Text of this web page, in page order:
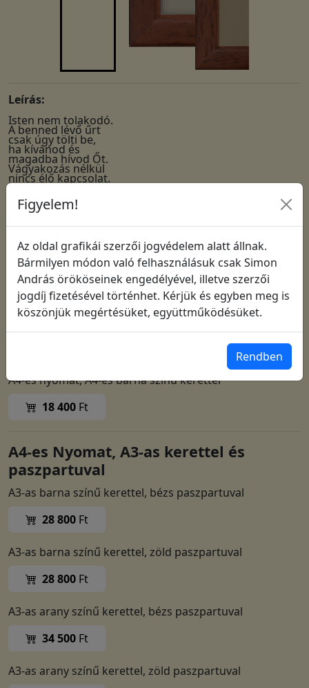
Leírás:
Isten nem tolakodó.
A benned lévő űrt
csak úgy tölti be,
ha kívánod és
magadba hívod Őt.
Vágyakozás nélkül
nincs élő kapcsolat.
Cikkszám: 1416
A4 Nyomat, keret nélkül
A4-es nyomat keret nélkül, kemény hátlappal
celofánban
11 500Ft
A4-es nyomat, A4-es barna színű kerettel
18 400 Ft
A4-es Nyomat, A3-as kerettel és
paszpartuval
A3-as barna színű kerettel, bézs paszpartuval
28 800 Ft
A3-as barna színű kerettel, zöld paszpartuval
28 800 Ft
A3-as arany színű kerettel, bézs paszpartuval
34 500 Ft
A3-as arany színű kerettel, zöld paszpartuval
Figyelem!
Az oldal grafikái szerzői jogvédelem alatt állnak.
Bármilyen módon való felhasználásuk csak Simon
András örököseinek engedélyével, illetve szerzői
jogdíj fizetésével történhet. Kérjük és egyben meg is
köszönjük megértésüket, együttműködésüket.
Rendben